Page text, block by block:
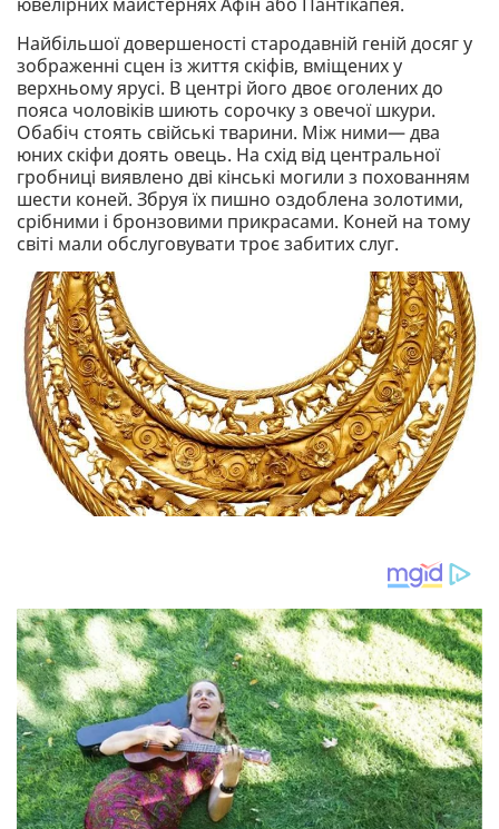
Найбільшої довершеності стародавній геній досяг у
зображенні сцен із життя скіфів, вміщених у
верхньому ярусі. В центрі його двоє оголених до
пояса чоловіків шиють сорочку з овечої шкури.
Обабіч стоять свійські тварини. Між ними— два
юних скіфи доять овець. На схід від центральної
гробниці виявлено дві кінські могили з похованням
шести коней. Збруя їх пишно оздоблена золотими,
срібними і бронзовими прикрасами. Коней на тому
світі мали обслуговувати троє забитих слуг.